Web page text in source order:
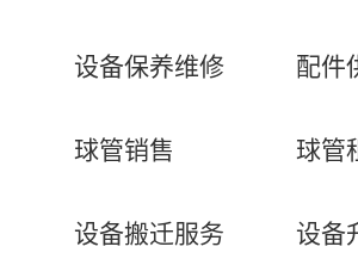
设备保养维修 配件
球管销售 球管
设备搬迁服务 设备